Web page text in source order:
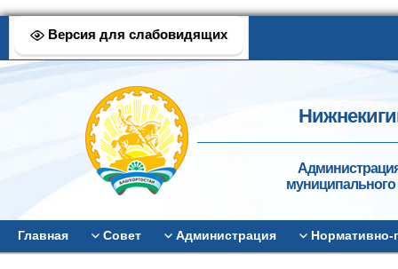
Версия для слабовидящих
муниципального
Главная Совет Администрация